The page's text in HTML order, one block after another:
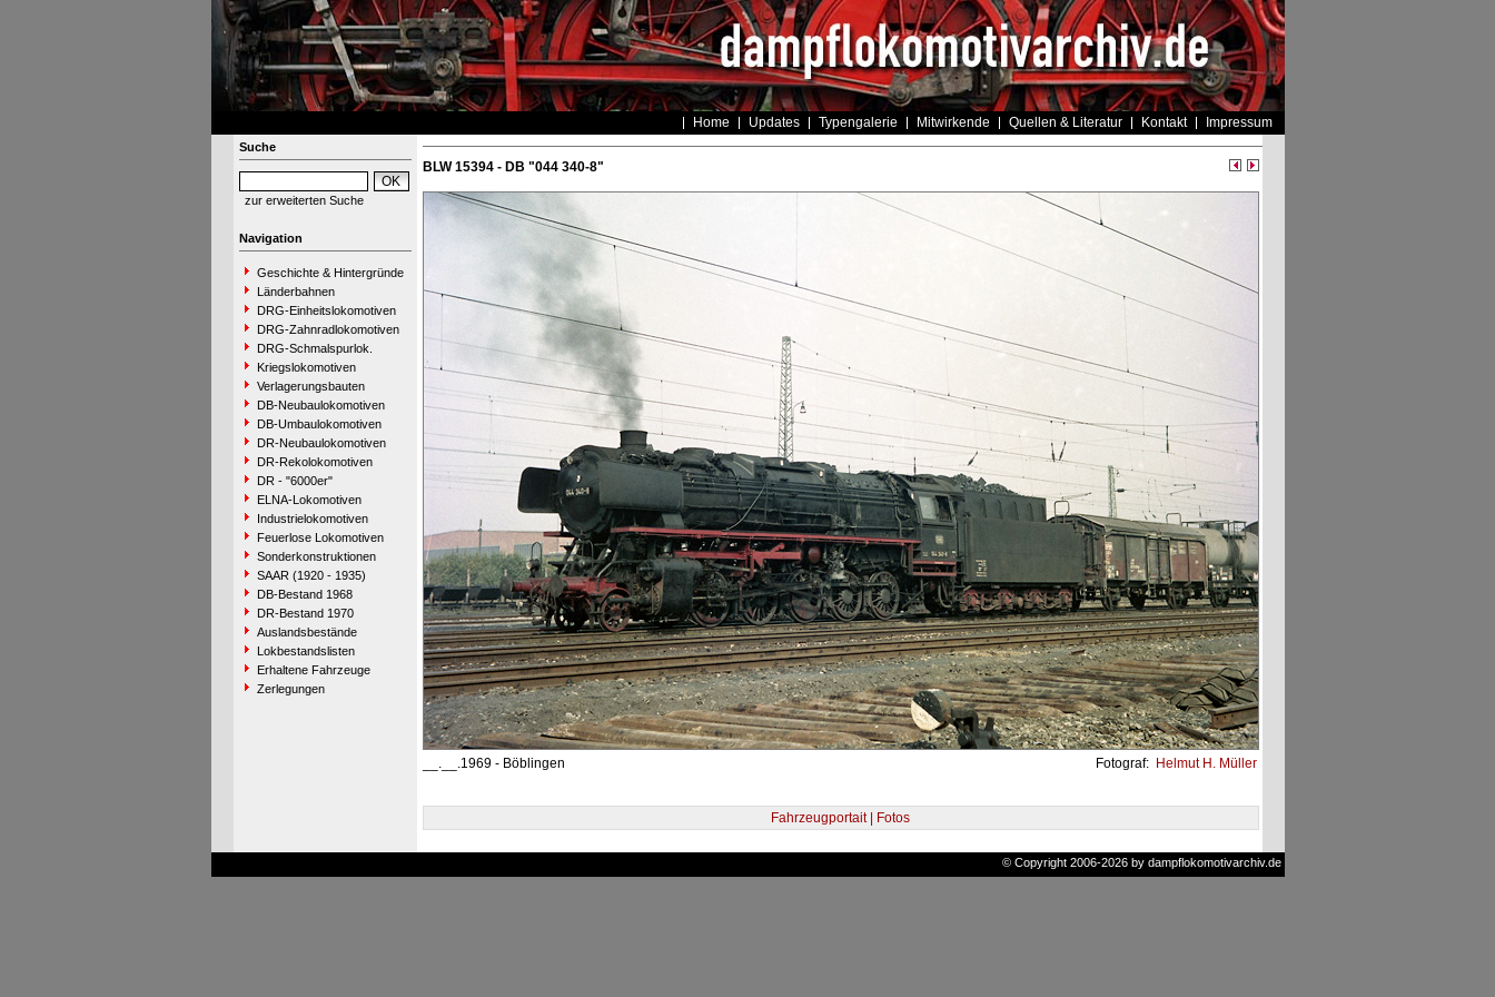
Home Updates Typengalerie Mitwirkende Quellen & Literatur Kontakt Impressum
Suche
zur erweiterten Suche
Navigation
Geschichte & Hintergründe
Länderbahnen
DRG-Einheitslokomotiven
DRG-Zahnradlokomotiven
DRG-Schmalspurlok.
Kriegslokomotiven
Verlagerungsbauten
DB-Neubaulokomotiven
DB-Umbaulokomotiven
DR-Neubaulokomotiven
DR-Rekolokomotiven
DR - "6000er"
ELNA-Lokomotiven
Industrielokomotiven
Feuerlose Lokomotiven
Sonderkonstruktionen
SAAR (1920 - 1935)
DB-Bestand 1968
DR-Bestand 1970
Auslandsbestände
Lokbestandslisten
Erhaltene Fahrzeuge
Zerlegungen
BLW 15394 - DB "044 340-8"
__.__.1969 - Böblingen Fotograf: Helmut H. Müller
Fahrzeugportait | Fotos
© Copyright 2006-2026 by dampflokomotivarchiv.de